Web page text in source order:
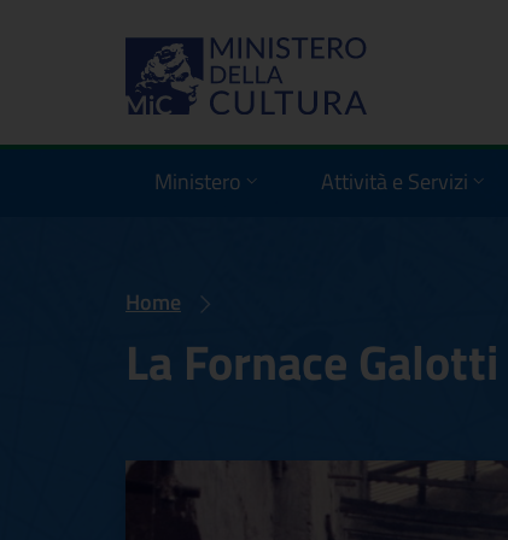
Ministero Attività e Servizi
Home
La Fornace Galotti
La Fornace Galotti